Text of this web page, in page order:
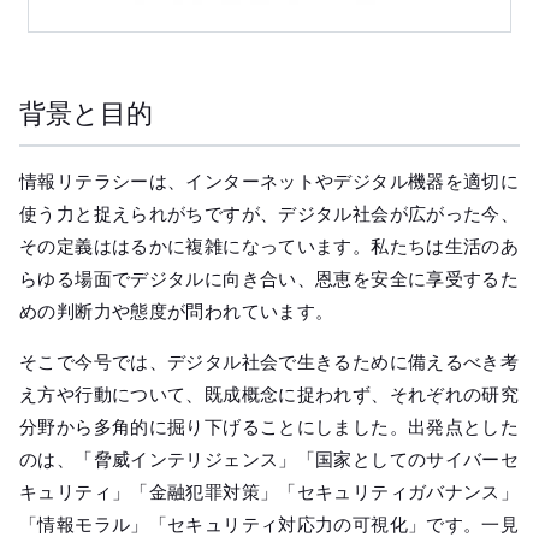
背景と目的
情報リテラシーは、インターネットやデジタル機器を適切に
使う力と捉えられがちですが、デジタル社会が広がった今、
その定義ははるかに複雑になっています。私たちは生活のあ
らゆる場面でデジタルに向き合い、恩恵を安全に享受するた
めの判断力や態度が問われています。
そこで今号では、デジタル社会で生きるために備えるべき考
え方や行動について、既成概念に捉われず、それぞれの研究
分野から多角的に掘り下げることにしました。出発点とした
のは、「脅威インテリジェンス」「国家としてのサイバーセ
キュリティ」「金融犯罪対策」「セキュリティガバナンス」
「情報モラル」「セキュリティ対応力の可視化」です。一見